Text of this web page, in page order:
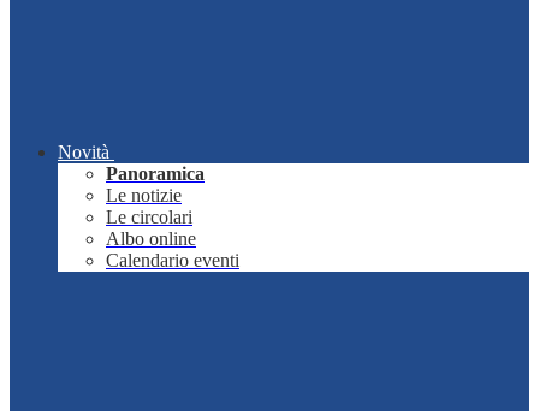
Novità
Panoramica
Le notizie
Le circolari
Albo online
Calendario eventi